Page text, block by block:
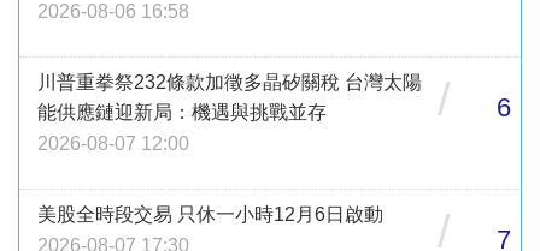
2026-08-06 16:58
川普重拳祭232條款加徵多晶矽關稅 台灣太陽
能供應鏈迎新局：機遇與挑戰並存
2026-08-07 12:00
/ 6
美股全時段交易 只休一小時12月6日啟動
2026-08-07 17:30
/ 7